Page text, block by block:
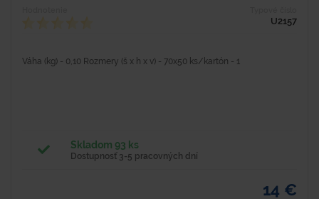
U2157
Váha (kg) - 0,10 Rozmery (š x h x v) - 70x50 ks/kartón - 1
Skladom 93 ks
Dostupnosť 3-5 pracovných dní
14 €